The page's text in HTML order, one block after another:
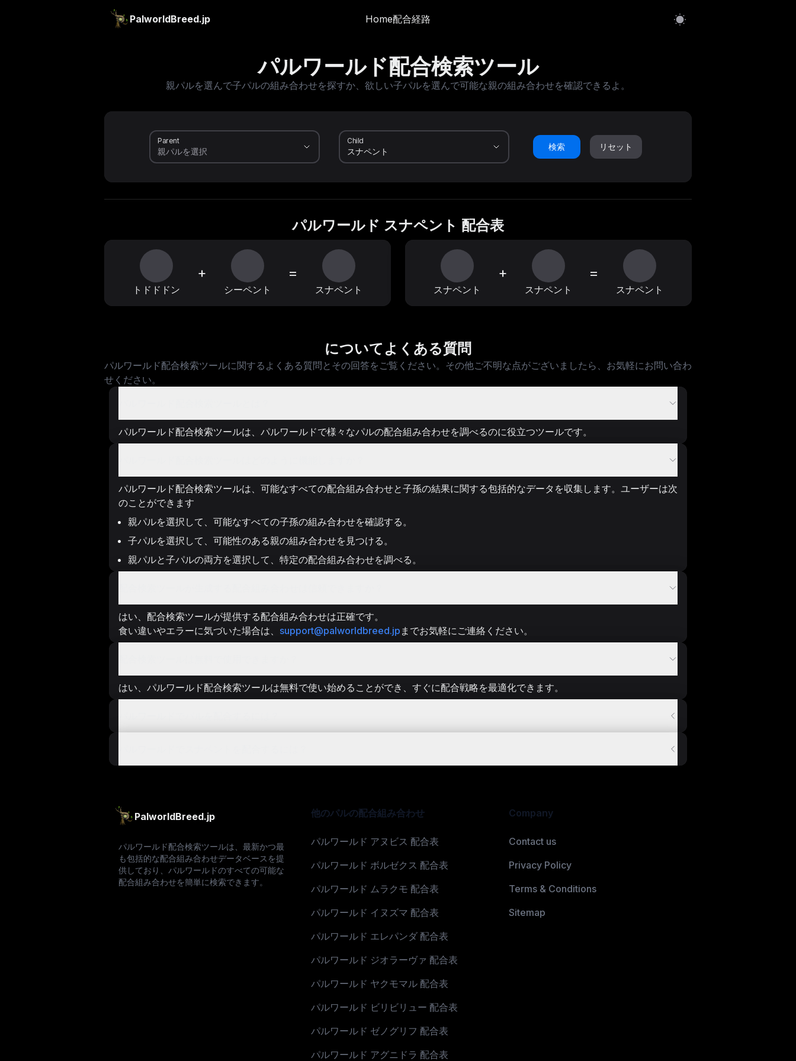
PalworldBreed.jp Home配合経路
パルワールド配合検索ツール
親パルを選んで子パルの組み合わせを探すか、欲しい子パルを選んで可能な親の組み合わせを確認できるよ。
Parent Child
検索 リセット
パルワールド スナペント 配合表
トドドドン
+
シーペント
=
スナペント スナペント
+
スナペント
=
スナペント
についてよくある質問
パルワールド配合検索ツールに関するよくある質問とその回答をご覧ください。その他ご不明な点がございましたら、お気軽にお問い合わ
せください。
パルワールド配合検索ツールは、パルワールドで様々なパルの配合組み合わせを調べるのに役立つツールです。
パルワールド配合検索ツールは、可能なすべての配合組み合わせと子孫の結果に関する包括的なデータを収集します。ユーザーは次
のことができます
親パルを選択して、可能なすべての子孫の組み合わせを確認する。
子パルを選択して、可能性のある親の組み合わせを見つける。
親パルと子パルの両方を選択して、特定の配合組み合わせを調べる。
はい、配合検索ツールが提供する配合組み合わせは正確です。
食い違いやエラーに気づいた場合は、 support@palworldbreed.jp までお気軽にご連絡ください。
はい、パルワールド配合検索ツールは無料で使い始めることができ、すぐに配合戦略を最適化できます。
PalworldBreed.jp
パルワールド配合検索ツールは、最新かつ最
も包括的な配合組み合わせデータベースを提
供しており、パルワールドのすべての可能な
配合組み合わせを簡単に検索できます。
他のパルの配合組み合わせ
パルワールド アヌビス 配合表
パルワールド ボルゼクス 配合表
パルワールド ムラクモ 配合表
パルワールド イヌズマ 配合表
パルワールド エレパンダ 配合表
パルワールド ジオラーヴァ 配合表
パルワールド ヤクモマル 配合表
パルワールド ビリビリュー 配合表
パルワールド ゼノグリフ 配合表
パルワールド アグニドラ 配合表
Company
Contact us
Privacy Policy
Terms & Conditions
Sitemap